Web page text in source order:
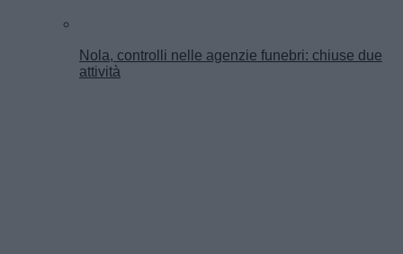
Nola, controlli nelle agenzie funebri: chiuse due
attività